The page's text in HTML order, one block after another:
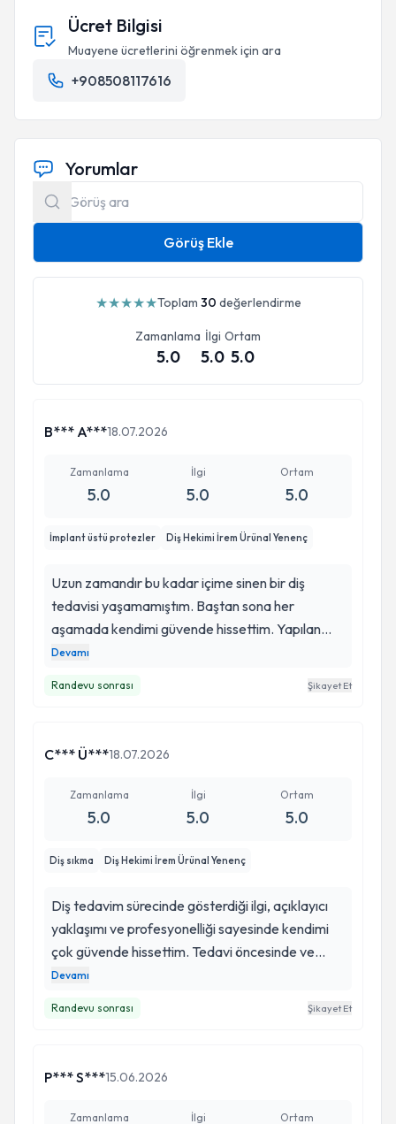
Ücret Bilgisi
Muayene ücretlerini öğrenmek için ara
+908508117616
Yorumlar
Görüş Ekle
★★★★★Toplam 30 değerlendirme
Zamanlama
5.0
İlgi
5.0
Ortam
5.0
B*** A***18.07.2026
Zamanlama
5.0
İlgi
5.0
Ortam
5.0
İmplant üstü protezler Diş Hekimi İrem Ürünal Yenenç
Uzun zamandır bu kadar içime sinen bir diş
tedavisi yaşamamıştım. Baştan sona her
aşamada kendimi güvende hissettim. Yapılan
protez hem görüntü olarak tamamen doğal oldu
yaratıyor. Güler yüzü ve ilgisi de cabası. Gönül
Devamı
Randevu sonrası Şikayet Et
C*** Ü***18.07.2026
Zamanlama
5.0
İlgi
5.0
Ortam
5.0
Diş sıkma Diş Hekimi İrem Ürünal Yenenç
Diş tedavim sürecinde gösterdiği ilgi, açıklayıcı
yaklaşımı ve profesyonelliği sayesinde kendimi
çok güvende hissettim. Tedavi öncesinde ve
sırasında tüm sorularıma sabırla cevap verdi, her
Devamı
Randevu sonrası Şikayet Et
P*** S***15.06.2026
Zamanlama İlgi Ortam